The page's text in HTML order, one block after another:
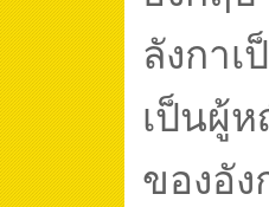
ลังกา
เป็นผู้
ของอั